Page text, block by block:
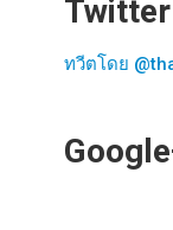
Twitter
ทวีตโดย